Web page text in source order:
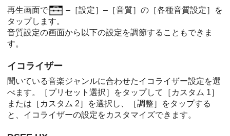
再生画面で
–［設定］–［音質］の［各種音質設定］を
タップします。
音質設定の画面から以下の設定を調節することもできま
す。
イコライザー
聞いている音楽ジャンルに合わせたイコライザー設定を選
べます。［プリセット選択］をタップして［カスタム 1］
または［カスタム 2］を選択し、［調整］をタップする
と、イコライザーの設定をカスタマイズできます。